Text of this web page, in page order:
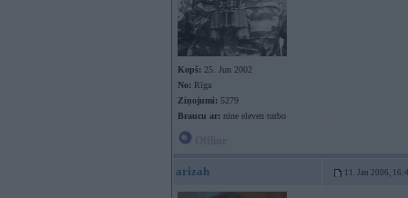
Kopš: 25. Jun 2002
No: Rīga
Ziņojumi: 5279
Braucu ar: nine eleven turbo
arizah 11. Jan 2006,